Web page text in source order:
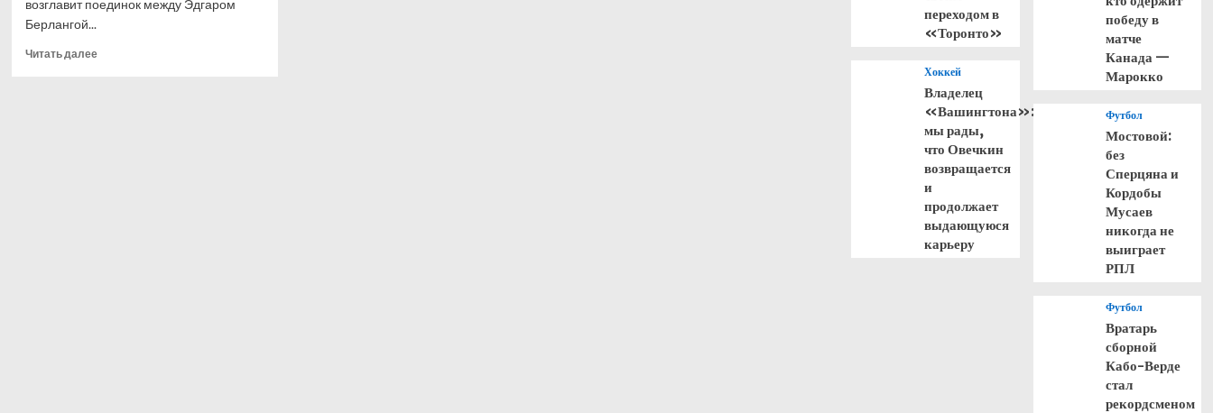
возглавит поединок между Эдгаром
Берлангой...
Читать далееПрочитать
переходом в
«Торонто»
Хоккей
Владелец
«Вашингтона»:
мы рады,
что Овечкин
возвращается
и
продолжает
выдающуюся
карьеру
победу в
матче
Канада —
Марокко
Футбол
Мостовой:
без
Сперцяна и
Кордобы
Мусаев
никогда не
выиграет
РПЛ
Футбол
Вратарь
сборной
Кабо-Верде
стал
рекордсменом